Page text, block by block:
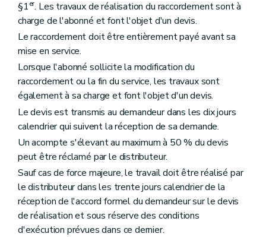
§1er. Les travaux de réalisation du raccordement sont à
charge de l'abonné et font l'objet d'un devis.
Le raccordement doit être entièrement payé avant sa
mise en service.
Lorsque l'abonné sollicite la modification du
raccordement ou la fin du service, les travaux sont
également à sa charge et font l'objet d'un devis.
Le devis est transmis au demandeur dans les dix jours
calendrier qui suivent la réception de sa demande.
Un acompte s'élevant au maximum à 50 % du devis
peut être réclamé par le distributeur.
Sauf cas de force majeure, le travail doit être réalisé par
le distributeur dans les trente jours calendrier de la
réception de l'accord formel du demandeur sur le devis
de réalisation et sous réserve des conditions
d'exécution prévues dans ce dernier.